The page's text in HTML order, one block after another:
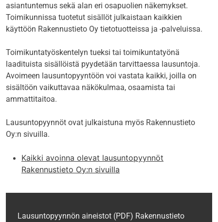
asiantuntemus sekä alan eri osapuolien näkemykset.
Toimikunnissa tuotetut sisällöt julkaistaan kaikkien
käyttöön Rakennustieto Oy tietotuotteissa ja -palveluissa.
Toimikuntatyöskentelyn tueksi tai toimikuntatyönä
laadituista sisällöistä pyydetään tarvittaessa lausuntoja.
Avoimeen lausuntopyyntöön voi vastata kaikki, joilla on
sisältöön vaikuttavaa näkökulmaa, osaamista tai
ammattitaitoa.
Lausuntopyynnöt ovat julkaistuna myös Rakennustieto
Oy:n sivuilla.
Kaikki avoinna olevat lausuntopyynnöt
Rakennustieto Oy:n sivuilla
Lausuntopyynnön aineistot (PDF) Rakennustieto